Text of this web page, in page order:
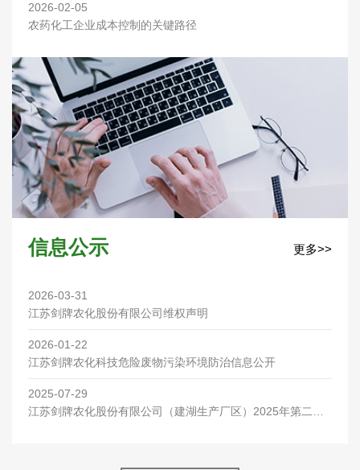
2026-02-05
农药化工企业成本控制的关键路径
信息公示 更多>>
2026-03-31
江苏剑牌农化股份有限公司维权声明
2026-01-22
江苏剑牌农化科技危险废物污染环境防治信息公开
2025-07-29
江苏剑牌农化股份有限公司（建湖生产厂区）2025年第二季